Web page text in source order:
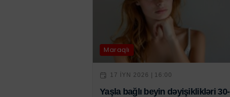
Maraqlı
17 IYN 2026 | 16:00
Yaşla bağlı beyin dəyişiklikləri 30-